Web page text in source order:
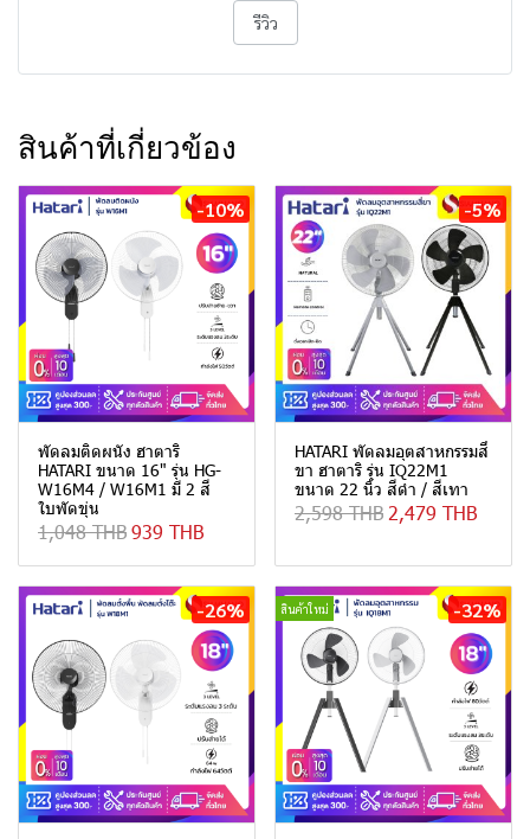
รีวิว
สินค้าที่เกี่ยวข้อง
-10%
พัดลมติดผนัง ฮาตาริ
HATARI ขนาด 16" รุ่น HG-
W16M4 / W16M1 มี 2 สี
ใบพัดขุ่น
1,048 THB939 THB
-5%
HATARI พัดลมอุตสาหกรรมสี่
ขา ฮาตาริ รุ่น IQ22M1
ขนาด 22 นิ้ว สีดำ / สีเทา
2,598 THB 2,479 THB
-26% สินค้าใหม่ -32%